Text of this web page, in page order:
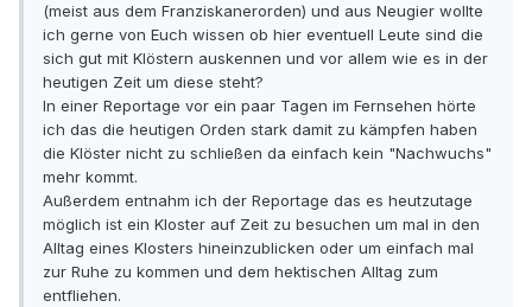
(meist aus dem Franziskanerorden) und aus Neugier wollte
ich gerne von Euch wissen ob hier eventuell Leute sind die
sich gut mit Klöstern auskennen und vor allem wie es in der
heutigen Zeit um diese steht?
In einer Reportage vor ein paar Tagen im Fernsehen hörte
ich das die heutigen Orden stark damit zu kämpfen haben
die Klöster nicht zu schließen da einfach kein "Nachwuchs"
mehr kommt.
Außerdem entnahm ich der Reportage das es heutzutage
möglich ist ein Kloster auf Zeit zu besuchen um mal in den
Alltag eines Klosters hineinzublicken oder um einfach mal
zur Ruhe zu kommen und dem hektischen Alltag zum
entfliehen.